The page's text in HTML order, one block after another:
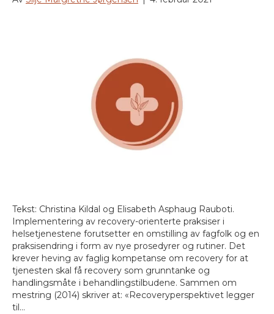
Tekst: Christina Kildal og Elisabeth Asphaug Rauboti.
Implementering av recovery-orienterte praksiser i
helsetjenestene forutsetter en omstilling av fagfolk og en
praksisendring i form av nye prosedyrer og rutiner. Det
krever heving av faglig kompetanse om recovery for at
tjenesten skal få recovery som grunntanke og
handlingsmåte i behandlingstilbudene. Sammen om
mestring (2014) skriver at: «Recoveryperspektivet legger
til…